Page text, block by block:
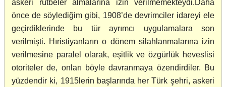
askeri rütbeler almalarına izin verilmemekteydi.Daha
önce de söylediğim gibi, 1908’de devrimciler idareyi ele
geçirdiklerinde bu tür ayrımcı uygulamalara son
verilmişti. Hıristiyanların o dönem silahlanmalarına izin
verilmesine paralel olarak, eşitlik ve özgürlük heveslisi
otoriteler de, onları böyle davranmaya özendirdiler. Bu
yüzdendir ki, 1915lerin başlarında her Türk şehri, askeri